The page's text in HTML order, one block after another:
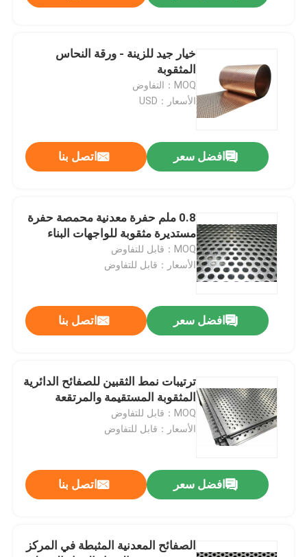
سياج من الأسلاك المعدنية
شبكة سلكية ملحومة
شبكة أمان معدنية
مرشح شبكة الشاشة
صريف الصلب الملحوم
سلال التراب
شبكة أمان هليكوبتر
شبكة شاشة التعدين
خيار جيد للزينة - ورقة النحاس
المثقوبة
MOQ：التفاوض
الأسعار：USD
افضل سعر اتصل بنا
0.8 ملم حفرة معدنية محمصة حفرة
مستديرة مثقوبة للواجهات البناء
MOQ：قابل للتفاوض
الأسعار：قابل للتفاوض
افضل سعر اتصل بنا
ترتيبات نمط الثقبين للصفائح الدائرية
المثقوبة المستقيمة والمرتقعة
MOQ：قابل للتفاوض
الأسعار：قابل للتفاوض
افضل سعر اتصل بنا
الصفائح المعدنية المثبطة في المركز